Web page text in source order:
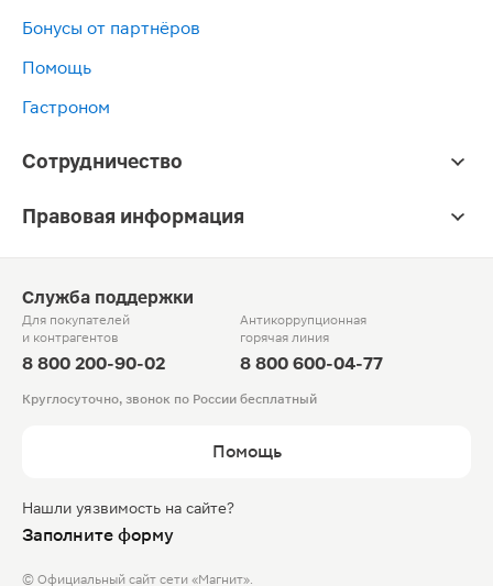
Бонусы от партнёров
Помощь
Гастроном
Сотрудничество
Правовая информация
Служба поддержки
Для покупателей
и контрагентов
8 800 200-90-02
Антикоррупционная
горячая линия
8 800 600-04-77
Круглосуточно, звонок по России бесплатный
Помощь
Нашли уязвимость на сайте?
Заполните форму
© Официальный сайт сети «Магнит».